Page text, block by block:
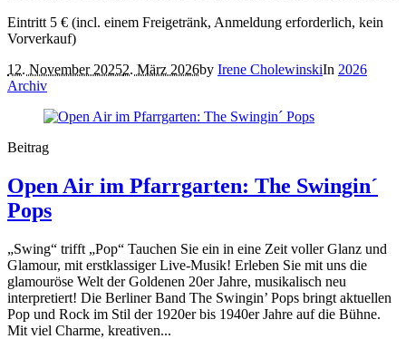
Eintritt 5 € (incl. einem Freigetränk, Anmeldung erforderlich, kein
Vorverkauf)
12. November 20252. März 2026by Irene CholewinskiIn 2026
Archiv
Beitrag
Open Air im Pfarrgarten: The Swingin´
Pops
„Swing“ trifft „Pop“ Tauchen Sie ein in eine Zeit voller Glanz und
Glamour, mit erstklassiger Live-Musik! Erleben Sie mit uns die
glamouröse Welt der Goldenen 20er Jahre, musikalisch neu
interpretiert! Die Berliner Band The Swingin’ Pops bringt aktuellen
Pop und Rock im Stil der 1920er bis 1940er Jahre auf die Bühne.
Mit viel Charme, kreativen...